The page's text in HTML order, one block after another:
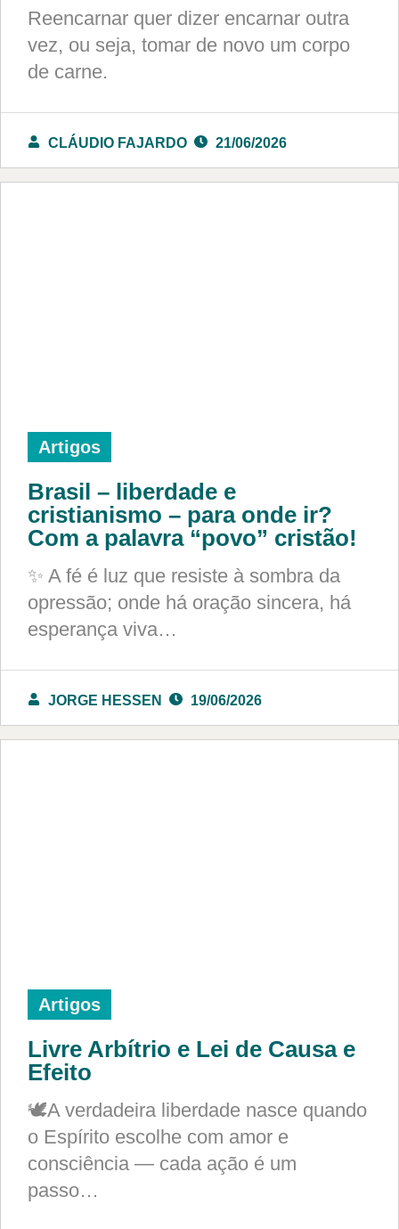
Reencarnar quer dizer encarnar outra
vez, ou seja, tomar de novo um corpo
de carne.
CLÁUDIO FAJARDO 21/06/2026
Artigos
Brasil – liberdade e
cristianismo – para onde ir?
Com a palavra “povo” cristão!
✨ A fé é luz que resiste à sombra da
opressão; onde há oração sincera, há
esperança viva…
JORGE HESSEN 19/06/2026
Artigos
Livre Arbítrio e Lei de Causa e
Efeito
🕊️A verdadeira liberdade nasce quando
o Espírito escolhe com amor e
consciência — cada ação é um
passo…